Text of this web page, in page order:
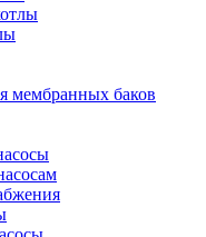
мембранных баков